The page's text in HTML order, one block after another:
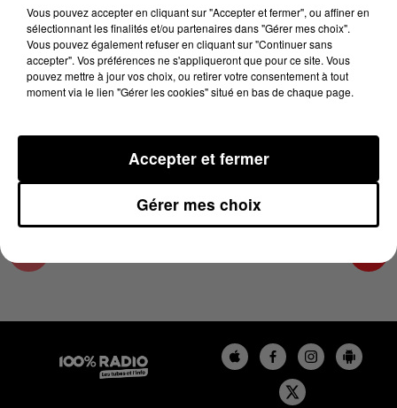
1er mai 2025 - 2 min 16 sec
LES INFOS DE L'HÉRAULT DU 01/05/2025 À
10H00
Podcasts infos de l'Hérault
Vous pouvez accepter en cliquant sur "Accepter et fermer", ou affiner en
sélectionnant les finalités et/ou partenaires dans "Gérer mes choix".
Vous pouvez également refuser en cliquant sur "Continuer sans
accepter". Vos préférences ne s'appliqueront que pour ce site. Vous
pouvez mettre à jour vos choix, ou retirer votre consentement à tout
moment via le lien "Gérer les cookies" situé en bas de chaque page.
Gérer mes choix
Accepter et fermer